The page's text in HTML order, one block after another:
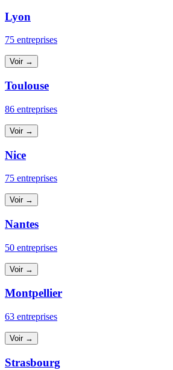
Lyon
75 entreprises
Voir →
Toulouse
86 entreprises
Voir →
Nice
75 entreprises
Voir →
Nantes
50 entreprises
Voir →
Montpellier
63 entreprises
Voir →
Strasbourg